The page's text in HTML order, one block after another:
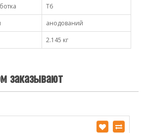
Т6
анодований
2.145 кг
заказывают